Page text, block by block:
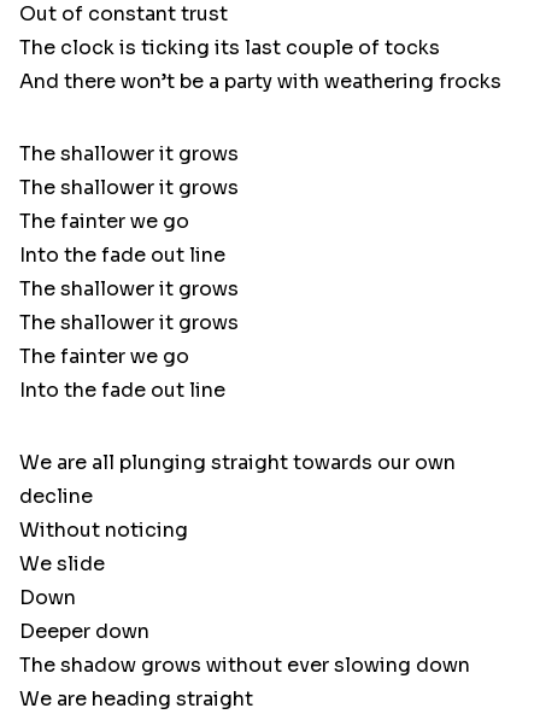
Out of constant trust
The clock is ticking its last couple of tocks
And there won’t be a party with weathering frocks
The shallower it grows
The shallower it grows
The fainter we go
Into the fade out line
The shallower it grows
The shallower it grows
The fainter we go
Into the fade out line
We are all plunging straight towards our own
decline
Without noticing
We slide
Down
Deeper down
The shadow grows without ever slowing down
We are heading straight